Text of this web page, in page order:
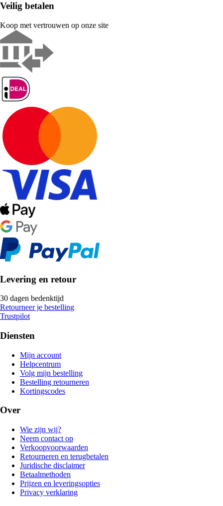
Veilig betalen
Koop met vertrouwen op onze site
Levering en retour
30 dagen bedenktijd
Retourneer je bestelling
Trustpilot
Diensten
Mijn account
Helpcentrum
Volg mijn bestelling
Bestelling retourneren
Kortingscodes
Over
Wie zijn wij?
Neem contact op
Verkoopvoorwaarden
Retourneren en terugbetalen
Juridische disclaimer
Betaalmethoden
Prijzen en leveringsopties
Privacy verklaring